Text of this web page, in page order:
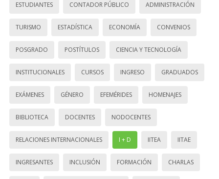
ESTUDIANTES CONTADOR PÚBLICO ADMINISTRACIÓN
TURISMO ESTADÍSTICA ECONOMÍA CONVENIOS
POSGRADO POSTÍTULOS CIENCIA Y TECNOLOGÍA
INSTITUCIONALES CURSOS INGRESO GRADUADOS
EXÁMENES GÉNERO EFEMÉRIDES HOMENAJES
BIBLIOTECA DOCENTES NODOCENTES
RELACIONES INTERNACIONALES I + D IITEA IITAE
INGRESANTES INCLUSIÓN FORMACIÓN CHARLAS